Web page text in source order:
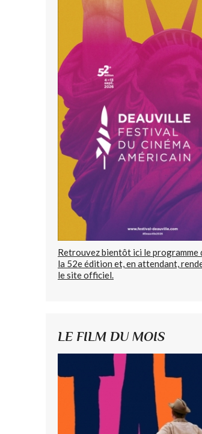
Retrouvez bientôt ici le programme
la 52e édition et, en attendant,
le site officiel.
LE FILM DU MOIS